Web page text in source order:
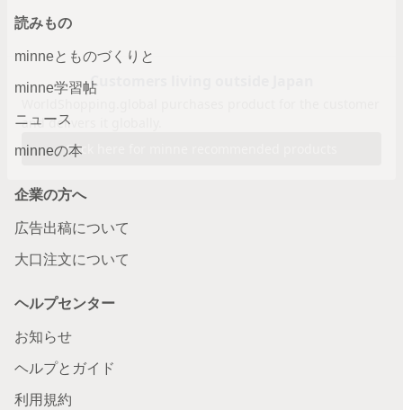
読みもの
minneとものづくりと
minne学習帖
ニュース
minneの本
企業の方へ
広告出稿について
大口注文について
ヘルプセンター
お知らせ
ヘルプとガイド
利用規約